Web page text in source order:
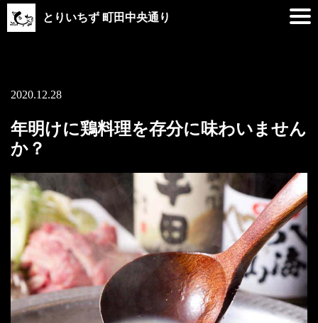
とりいちず 町田中央通り
2020.12.28
年明けに鶏料理を存分に味わいません
か？